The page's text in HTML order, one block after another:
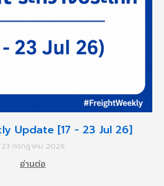
Update [17 - 23 Jul 26]
23 กรกฎาคม 2026
อ่านต่อ